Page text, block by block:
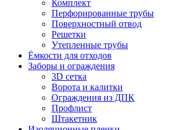
Комплект
Перфорированные трубы
Поверхностный отвод
Решетки
Утепленные трубы
Ёмкости для отходов
Заборы и ограждения
3D сетка
Ворота и калитки
Ограждения из ДПК
Профлист
Штакетник